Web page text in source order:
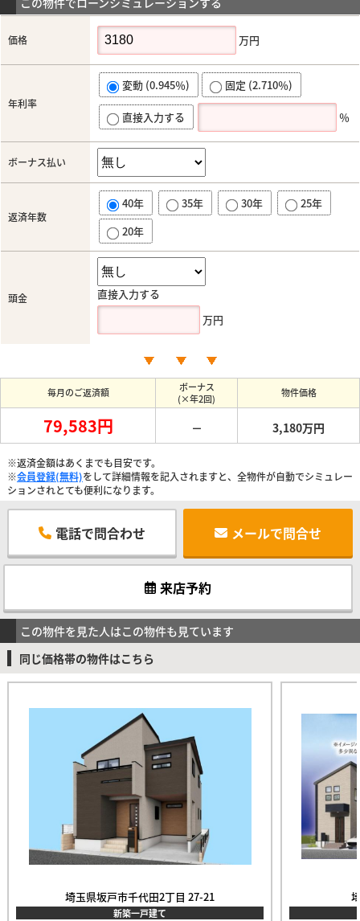
価格 万円
年利率
変動 (0.945％) 固定 (2.710％)
直接入力する ％
ボーナス払い
返済年数
40年 35年 30年
25年
20年
頭金
直接入力する
万円
毎月のご返済額
ボーナス
(×年2回)
物件価格
79,583円 － 3,180万円
※返済金額はあくまでも目安です。
※会員登録(無料)をして詳細情報を記入されますと、全物件が自動でシミュレー
ションされとても便利になります。
電話で問合わせ メールで問合せ
来店予約
この物件を見た人はこの物件も見ています
同じ価格帯の物件はこちら
埼玉県坂戸市千代田2丁目 27-21
新築一戸建て